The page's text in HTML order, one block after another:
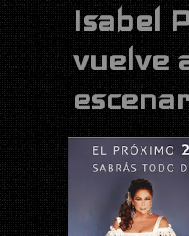
Isabel
vuelve